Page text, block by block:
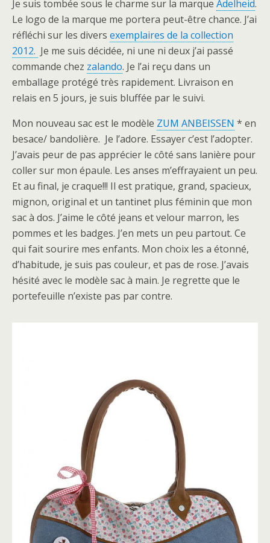
Je suis tombée sous le charme sur la marque Adelheid.
Le logo de la marque me portera peut-être chance. J’ai
réfléchi sur les divers exemplaires de la collection
2012. Je me suis décidée, ni une ni deux j’ai passé
commande chez zalando. Je l’ai reçu dans un
emballage protégé très rapidement. Livraison en
relais en 5 jours, je suis bluffée par le suivi.
Mon nouveau sac est le modèle ZUM ANBEISSEN * en
besace/ bandolière. Je l’adore. Essayer c’est l’adopter.
J’avais peur de pas apprécier le côté sans lanière pour
coller sur mon épaule. Les anses m’effrayaient un peu.
Et au final, je craque!!! Il est pratique, grand, spacieux,
mignon, original et un tantinet plus féminin que mon
sac à dos. J’aime le côté jeans et velour marron, les
pommes et les badges. J’en mets un peu partout. Ce
qui fait sourire mes enfants. Mon choix les a étonné,
d’habitude, je suis pas couleur, et pas de rose. J’avais
hésité avec le modèle sac à main. Je regrette que le
portefeuille n’existe pas par contre.